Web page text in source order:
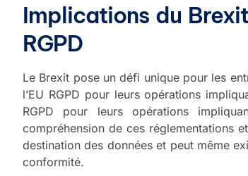
Implications du
RGPD
Le Brexit pose un défi unique pour les
l’EU RGPD pour leurs opérations
RGPD pour leurs opérations
compréhension de ces réglementations
destination des données et peut même
conformité.